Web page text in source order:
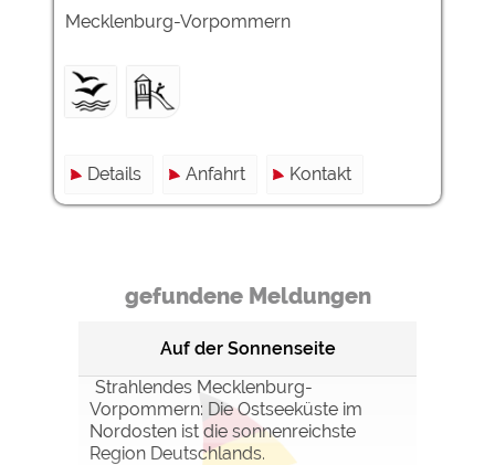
Mecklenburg-Vorpommern
Details Anfahrt Kontakt
gefundene Meldungen
Auf der Sonnenseite
Strahlendes Mecklenburg-
Vorpommern: Die Ostseeküste im
Nordosten ist die sonnenreichste
Region Deutschlands.
Externe Medien
Campingplatzvorschau (Vorschau
der Internetseiten von
Google reCAPTCHA (Formulare) https://policies.google.com/privacy
Google Analytics https://policies.google.com/privacy
Marketing
https://policies.google.com/privacy
Google AdSense
https://policies.google.com/privacy
Google Remarketing
https://policies.google.com/privacy